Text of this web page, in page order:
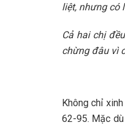
liệt, nhưng có
Cả hai chị
chừng đâu vì
Không chỉ
62-95. Mặc